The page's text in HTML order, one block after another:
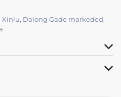
Xinlu, Dalong Gade markeded,